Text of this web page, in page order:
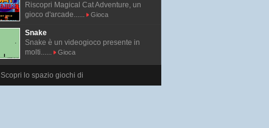
Riscopri Magical Cat Adventure, un
gioco d'arcade......
Gioca
Snake
Snake è un videogioco presente in
molti......
Gioca
Scopri lo spazio giochi di